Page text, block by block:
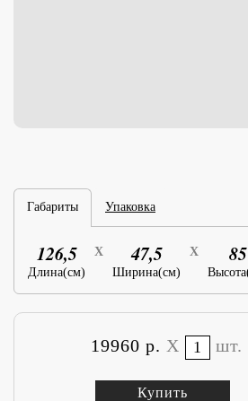
Габариты Упаковка
126,5
Длина(см)
X 47,5
Ширина(см)
X 85
19960 р. X шт.
Купить